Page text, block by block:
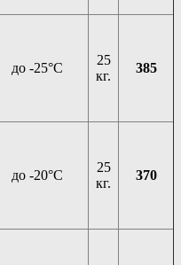
до -25°C
25
кг.
385
до -20°C
25
кг.
370